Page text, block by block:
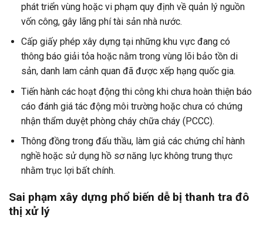
phát triển vùng hoặc vi phạm quy định về quản lý nguồn
vốn công, gây lãng phí tài sản nhà nước.
Cấp giấy phép xây dựng tại những khu vực đang có
thông báo giải tỏa hoặc nằm trong vùng lõi bảo tồn di
sản, danh lam cảnh quan đã được xếp hạng quốc gia.
Tiến hành các hoạt động thi công khi chưa hoàn thiện báo
cáo đánh giá tác động môi trường hoặc chưa có chứng
nhận thẩm duyệt phòng cháy chữa cháy (PCCC).
Thông đồng trong đấu thầu, làm giả các chứng chỉ hành
nghề hoặc sử dụng hồ sơ năng lực không trung thực
nhằm trục lợi bất chính.
Sai phạm xây dựng phổ biến dễ bị thanh tra đô
thị xử lý